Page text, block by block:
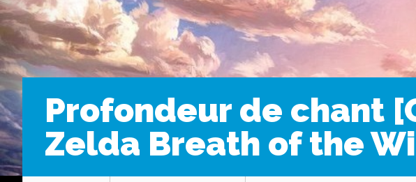
Profondeur de chant
Zelda Breath of the